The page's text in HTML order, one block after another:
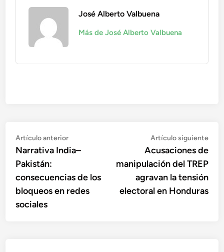
José Alberto Valbuena
Más de José Alberto Valbuena
Navegación
de
entradas
Artículo anteriorArtículo
anterior:
Narrativa India–
Pakistán:
consecuencias de los
bloqueos en redes
sociales
Artículo siguiente
Acusaciones de
manipulación del TREP
agravan la tensión
electoral en Honduras